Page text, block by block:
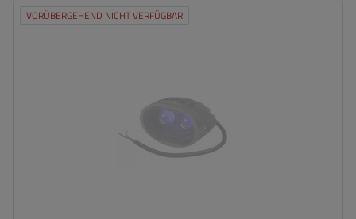
VORÜBERGEHEND NICHT VERFÜGBAR